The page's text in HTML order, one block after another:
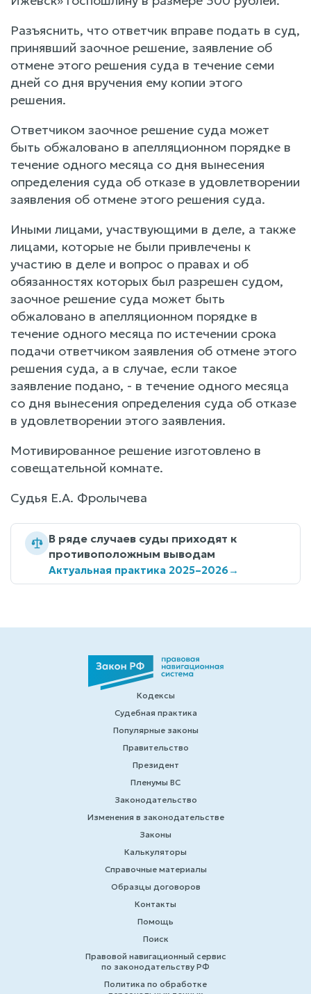
Разъяснить, что ответчик вправе подать в суд,
принявший заочное решение, заявление об
отмене этого решения суда в течение семи
дней со дня вручения ему копии этого
решения.
Ответчиком заочное решение суда может
быть обжаловано в апелляционном порядке в
течение одного месяца со дня вынесения
определения суда об отказе в удовлетворении
заявления об отмене этого решения суда.
Иными лицами, участвующими в деле, а также
лицами, которые не были привлечены к
участию в деле и вопрос о правах и об
обязанностях которых был разрешен судом,
заочное решение суда может быть
обжаловано в апелляционном порядке в
течение одного месяца по истечении срока
подачи ответчиком заявления об отмене этого
решения суда, а в случае, если такое
заявление подано, - в течение одного месяца
со дня вынесения определения суда об отказе
в удовлетворении этого заявления.
Мотивированное решение изготовлено в
совещательной комнате.
Судья Е.А. Фролычева
В ряде случаев суды приходят к
противоположным выводам
Актуальная практика 2025–2026→
Кодексы
Судебная практика
Популярные законы
Правительство
Президент
Пленумы ВС
Законодательство
Изменения в законодательстве
Законы
Калькуляторы
Справочные материалы
Образцы договоров
Контакты
Помощь
Поиск
Правовой навигационный сервис
по законодательству РФ
Политика по обработке